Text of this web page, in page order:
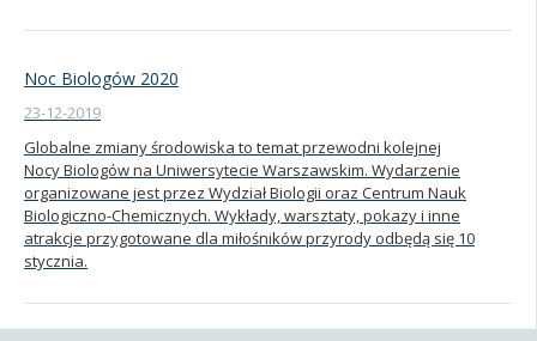
Noc Biologów 2020
23-12-2019
Globalne zmiany środowiska to temat przewodni kolejnej
Nocy Biologów na Uniwersytecie Warszawskim. Wydarzenie
organizowane jest przez Wydział Biologii oraz Centrum Nauk
Biologiczno-Chemicznych. Wykłady, warsztaty, pokazy i inne
atrakcje przygotowane dla miłośników przyrody odbędą się 10
stycznia.